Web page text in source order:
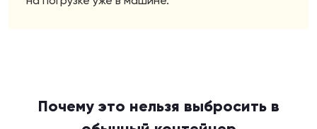
Почему это нельзя выбросить в